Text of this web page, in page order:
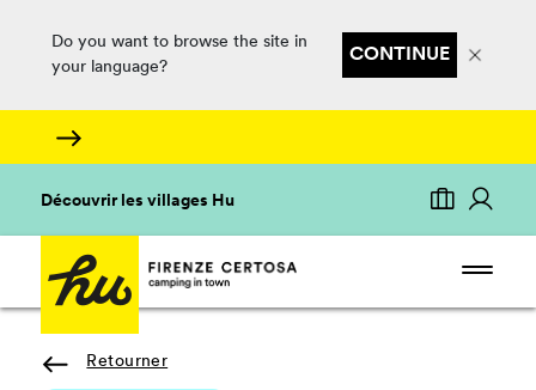
Do you want to browse the site in
your language?
CONTINUE
Découvrir les villages Hu
Retourner